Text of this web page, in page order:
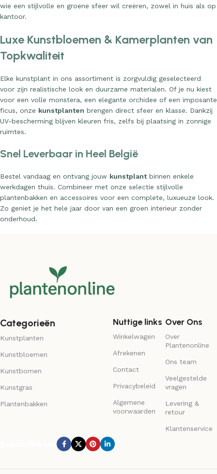
wie een stijlvolle en groene sfeer wil creëren, zowel in huis als op
kantoor.
Luxe Kunstbloemen & Kamerplanten van
Topkwaliteit
Elke kunstplant in ons assortiment is zorgvuldig geselecteerd
voor zijn realistische look en duurzame materialen. Of je nu kiest
voor een volle monstera, een elegante orchidee of een imposante
ficus, onze kunstplanten brengen direct sfeer en klasse. Dankzij
UV-bescherming blijven kleuren fris, zelfs bij plaatsing in zonnige
ruimtes.
Snel Leverbaar in Heel België
Bestel vandaag en ontvang jouw kunstplantbinnen enkele
werkdagen thuis. Combineer met onze selectie stijlvolle
plantenbakken en accessoires voor een complete, luxueuze look.
Zo geniet je het hele jaar door van een groen interieur zonder
onderhoud.
Categorieën
Kunstplanten
Kunstbloemen
Kunstbomen
Kunstgras
Plantenbakken
Nuttige links
Winkelwagen
Afrekenen
Contact
Privacybeleid
Algemene
voorwaarden
Over Ons
Over
Plantenonline
Ons team
Veelgestelde
vragen
Levering &
retour
Klantenservice